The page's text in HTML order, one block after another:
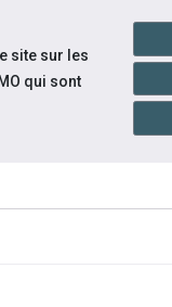
Accessibilité
PRATIQUES
site sur les
qui sont